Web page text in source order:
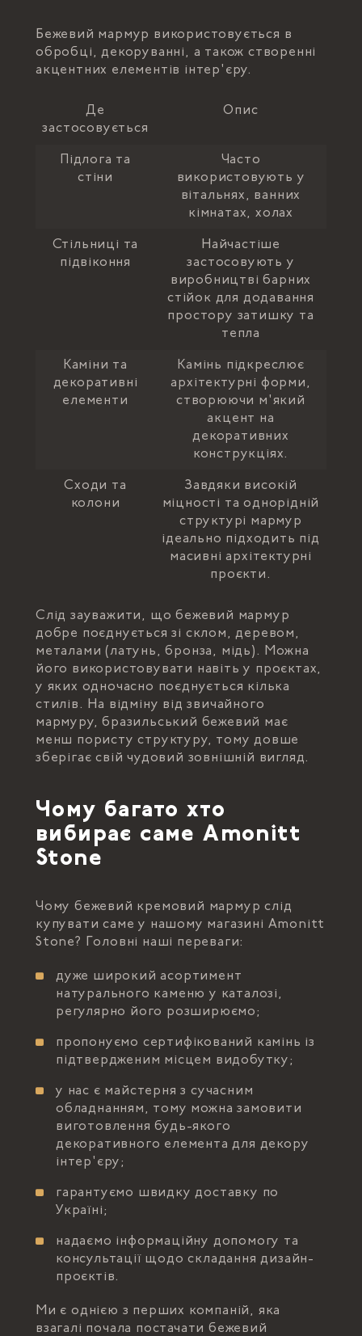
Бежевий мармур використовується в
обробці, декоруванні, а також створенні
акцентних елементів інтер'єру.
Де
застосовується
Опис
Підлога та
стіни
Часто
використовують у
вітальнях, ванних
кімнатах, холах
Стільниці та
підвіконня
Найчастіше
застосовують у
виробництві барних
стійок для додавання
простору затишку та
тепла
Каміни та
декоративні
елементи
Камінь підкреслює
архітектурні форми,
створюючи м'який
акцент на
декоративних
конструкціях.
Сходи та
колони
Завдяки високій
міцності та однорідній
структурі мармур
ідеально підходить під
масивні архітектурні
проєкти.
Слід зауважити, що бежевий мармур
добре поєднується зі склом, деревом,
металами (латунь, бронза, мідь). Можна
його використовувати навіть у проєктах,
у яких одночасно поєднується кілька
стилів. На відміну від звичайного
мармуру, бразильський бежевий має
менш пористу структуру, тому довше
зберігає свій чудовий зовнішній вигляд.
Чому багато хто
вибирає саме Amonitt
Stone
Чому бежевий кремовий мармур слід
купувати саме у нашому магазині Amonitt
Stone? Головні наші переваги:
дуже широкий асортимент
натурального каменю у каталозі,
регулярно його розширюємо;
пропонуємо сертифікований камінь із
підтвердженим місцем видобутку;
у нас є майстерня з сучасним
обладнанням, тому можна замовити
виготовлення будь-якого
декоративного елемента для декору
інтер'єру;
гарантуємо швидку доставку по
Україні;
надаємо інформаційну допомогу та
консультації щодо складання дизайн-
проєктів.
Ми є однією з перших компаній, яка
взагалі почала постачати бежевий